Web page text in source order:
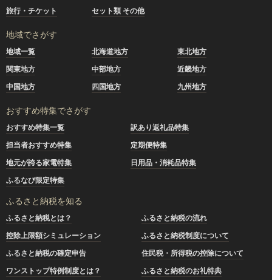
旅行・チケット
セット類 その他
地域でさがす
地域一覧 北海道地方
東北地方
関東地方
中部地方
近畿地方
中国地方
四国地方 九州地方
おすすめ特集でさがす
おすすめ特集一覧
訳あり返礼品特集
担当者おすすめ特集
定期便特集
地元が誇る家電特集
日用品・消耗品特集
ふるなび限定特集
ふるさと納税を知る
ふるさと納税とは？
ふるさと納税の流れ
控除上限額シミュレーション
ふるさと納税制度について
ふるさと納税の確定申告
住民税・所得税の控除について
ワンストップ特例制度とは？
ふるさと納税のお礼特典